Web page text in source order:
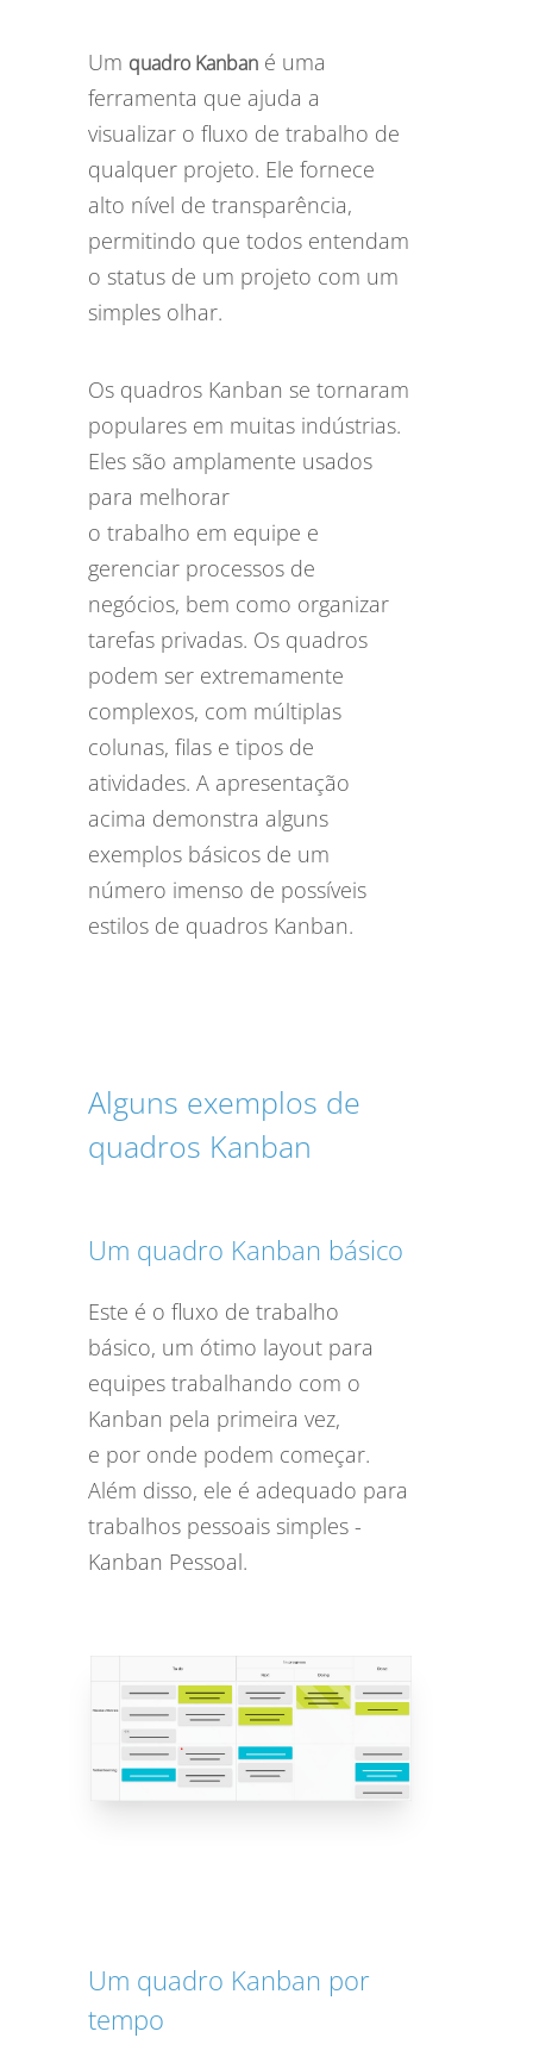
Um quadro Kanban é uma
ferramenta que ajuda a
visualizar o fluxo de trabalho de
qualquer projeto. Ele fornece
alto nível de transparência,
permitindo que todos entendam
o status de um projeto com um
simples olhar.
Os quadros Kanban se tornaram
populares em muitas indústrias.
Eles são amplamente usados
para melhorar
o trabalho em equipe e
gerenciar processos de
negócios, bem como organizar
tarefas privadas. Os quadros
podem ser extremamente
complexos, com múltiplas
colunas, filas e tipos de
atividades. A apresentação
acima demonstra alguns
exemplos básicos de um
número imenso de possíveis
estilos de quadros Kanban.
Alguns exemplos de
quadros Kanban
Um quadro Kanban básico
Este é o fluxo de trabalho
básico, um ótimo layout para
equipes trabalhando com o
Kanban pela primeira vez,
e por onde podem começar.
Além disso, ele é adequado para
trabalhos pessoais simples -
Kanban Pessoal.
Um quadro Kanban por
tempo